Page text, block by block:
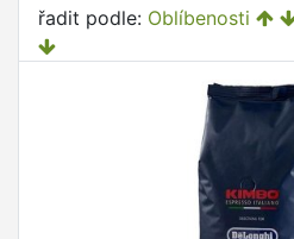
řadit podle: Oblíbenosti